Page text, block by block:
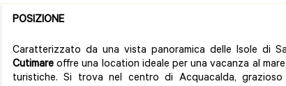
POSIZIONE
Caratterizzato da una vista panoramica delle Isole di
Cutimare offre una location ideale per una vacanza al
turistiche. Si trova nel centro di Acquacalda,